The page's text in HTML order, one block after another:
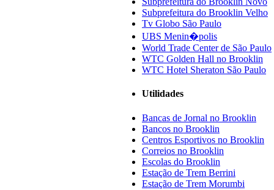
Subprefeitura do Brooklin Velho
Tv Globo São Paulo
UBS Menin�polis
World Trade Center de São Paulo
WTC Golden Hall no Brooklin
WTC Hotel Sheraton São Paulo
Utilidades
Bancas de Jornal no Brooklin
Bancos no Brooklin
Centros Esportivos no Brooklin
Correios no Brooklin
Escolas do Brooklin
Estação de Trem Berrini
Estação de Trem Morumbi